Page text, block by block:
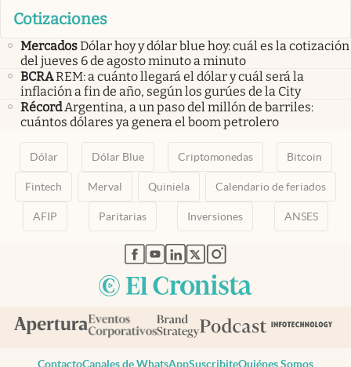
Cotizaciones
MercadosDólar hoy y dólar blue hoy: cuál es la cotización
del jueves 6 de agosto minuto a minuto
BCRAREM: a cuánto llegará el dólar y cuál será la
inflación a fin de año, según los gurúes de la City
RécordArgentina, a un paso del millón de barriles:
cuántos dólares ya genera el boom petrolero
Dólar Dólar Blue Criptomonedas Bitcoin
Fintech Merval Quiniela Calendario de feriados
AFIP Paritarias Inversiones ANSES
abre en nueva pestaña
abre en nueva pestaña
abre en nueva pestaña
abre en nueva pestaña
abre en nueva pestaña
ContactoCanales de WhatsAppSuscribiteQuiénes Somos